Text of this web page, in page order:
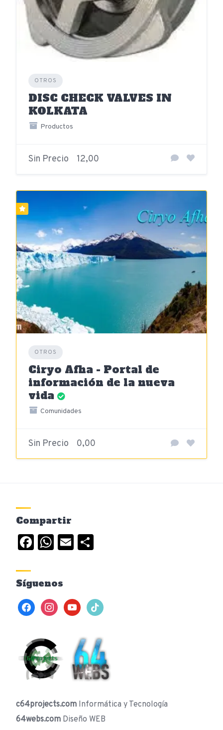
OTROS
DISC CHECK VALVES IN
KOLKATA
Productos
Sin Precio 12,00
OTROS
Ciryo Afha - Portal de
información de la nueva
vida
Comunidades
Sin Precio 0,00
Compartir
Facebook
WhatsApp
Email
Síguenos
facebookinstagramyoutubetiktok
c64projects.com Informática y Tecnología
64webs.com Diseño WEB